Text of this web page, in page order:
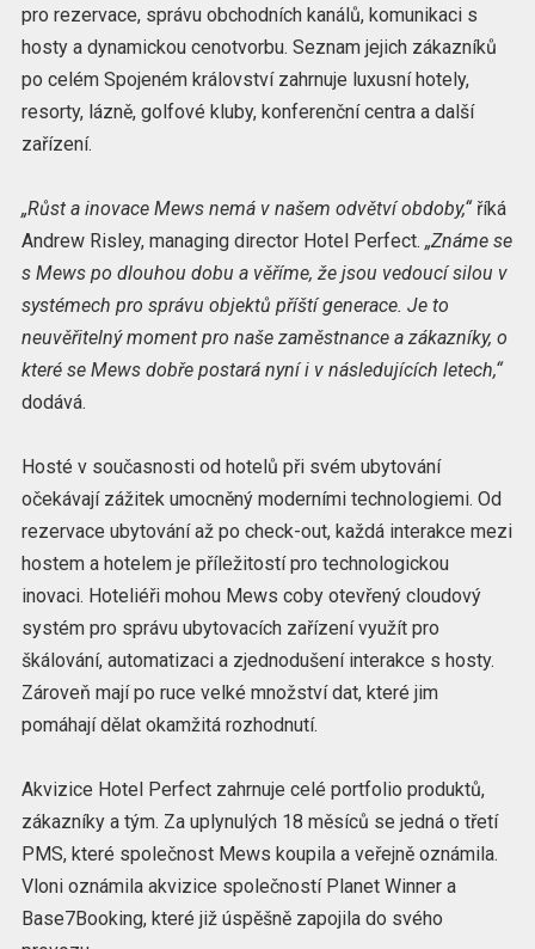
pro rezervace, správu obchodních kanálů, komunikaci s
hosty a dynamickou cenotvorbu. Seznam jejich zákazníků
po celém Spojeném království zahrnuje luxusní hotely,
resorty, lázně, golfové kluby, konferenční centra a další
zařízení.
„Růst a inovace Mews nemá v našem odvětví obdoby,“říká
Andrew Risley, managing director Hotel Perfect. „Známe se
s Mews po dlouhou dobu a věříme, že jsou vedoucí silou v
systémech pro správu objektů příští generace. Je to
neuvěřitelný moment pro naše zaměstnance a zákazníky, o
které se Mews dobře postará nyní i v následujících letech,“
dodává.
Hosté v současnosti od hotelů při svém ubytování
očekávají zážitek umocněný moderními technologiemi. Od
rezervace ubytování až po check-out, každá interakce mezi
hostem a hotelem je příležitostí pro technologickou
inovaci. Hoteliéři mohou Mews coby otevřený cloudový
systém pro správu ubytovacích zařízení využít pro
škálování, automatizaci a zjednodušení interakce s hosty.
Zároveň mají po ruce velké množství dat, které jim
pomáhají dělat okamžitá rozhodnutí.
Akvizice Hotel Perfect zahrnuje celé portfolio produktů,
zákazníky a tým. Za uplynulých 18 měsíců se jedná o třetí
PMS, které společnost Mews koupila a veřejně oznámila.
Vloni oznámila akvizice společností Planet Winner a
Base7Booking, které již úspěšně zapojila do svého